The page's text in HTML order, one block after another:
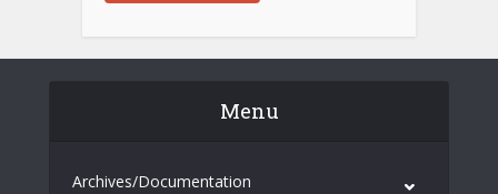
Menu
Archives/Documentation